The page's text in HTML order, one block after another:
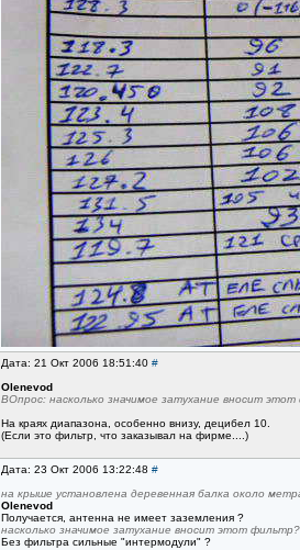
Дата: 21 Окт 2006 18:51:40 #
Olenevod
ВОпрос: насколько значимое затухание вносит
На краях диапазона, особенно внизу, децибел 10.
(Если это фильтр, что заказывал на фирме....)
Дата: 23 Окт 2006 13:22:48 #
на крыше установлена деревенная балка около
Olenevod
Получается, антенна не имеет заземления ?
насколько значимое затухание вносит этот фильтр?
Без фильтра сильные "интермодули" ?